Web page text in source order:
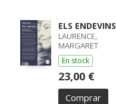
ELS ENDEVINS
LAURENCE,
MARGARET
En stock
23,00 €
Comprar